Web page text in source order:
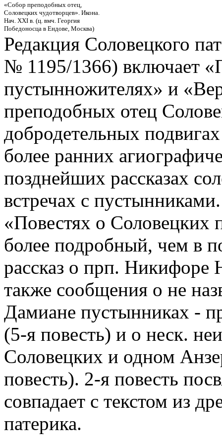
«Собор преподобных отец,
Соловецких чудотворцев». Икона.
Нач. XXI в. (ц. вмч. Георгия
Победоносца в Ендове, Москва)
Редакция Соловецкого
№ 1195/1366) включает
пустынножителях» и
преподобных отец
добродетельных
более ранних
позднейших рассказах
встречах с
«Повестях о Соловецких
более подробный, чем в
рассказ о прп. Никифоре
также сообщения о не
Дамиане пустынниках -
(5-я повесть) и о неск.
Соловецких и одном
повесть). 2-я повесть
совпадает с текстом из
патерика.